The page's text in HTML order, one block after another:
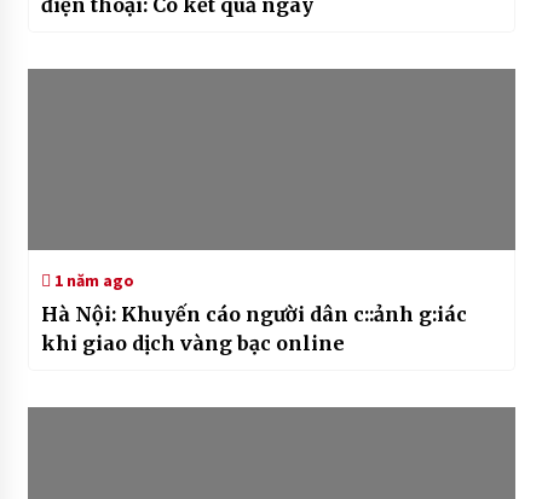
điện thoại: Có kết quả ngay
1 năm ago
Hà Nội: Khuyến cáo người dân c::ảnh g:iác
khi giao dịch vàng bạc online